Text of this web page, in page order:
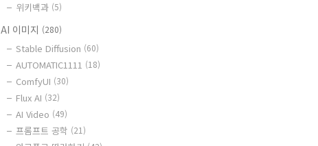
위키백과 (5)
AI 이미지 (280)
Stable Diffusion (60)
AUTOMATIC1111 (18)
ComfyUI (30)
Flux AI (32)
AI Video (49)
프롬프트 공학 (21)